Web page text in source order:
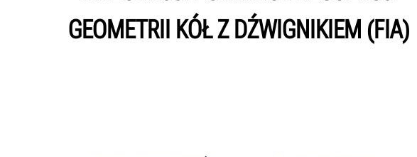
GEOMETRII KÓŁ Z DŹWIGNIKIEM (FIA)